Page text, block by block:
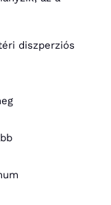
diszperziós